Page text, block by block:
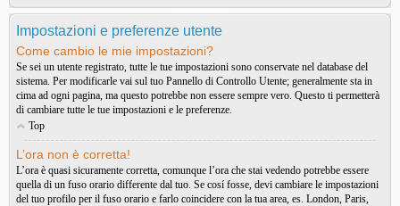
Impostazioni e preferenze utente
Come cambio le mie impostazioni?
Se sei un utente registrato, tutte le tue impostazioni sono conservate nel database del
sistema. Per modificarle vai sul tuo Pannello di Controllo Utente; generalmente sta in
cima ad ogni pagina, ma questo potrebbe non essere sempre vero. Questo ti permetterà
di cambiare tutte le tue impostazioni e le preferenze.
Top
L’ora non è corretta!
L’ora è quasi sicuramente corretta, comunque l’ora che stai vedendo potrebbe essere
quella di un fuso orario differente dal tuo. Se cosí fosse, devi cambiare le impostazioni
del tuo profilo per il fuso orario e farlo coincidere con la tua area, es. London, Paris,